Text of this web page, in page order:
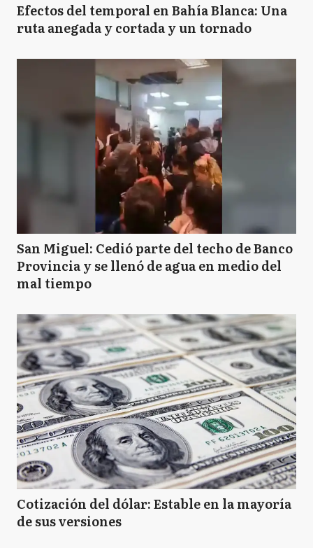
Efectos del temporal en Bahía Blanca: Una
ruta anegada y cortada y un tornado
San Miguel: Cedió parte del techo de Banco
Provincia y se llenó de agua en medio del
mal tiempo
Cotización del dólar: Estable en la mayoría
de sus versiones